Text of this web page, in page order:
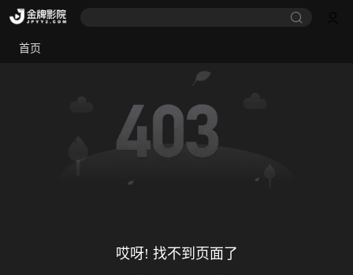
首页
哎呀! 找不到页面了